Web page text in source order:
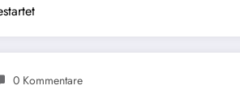
0 Kommentare